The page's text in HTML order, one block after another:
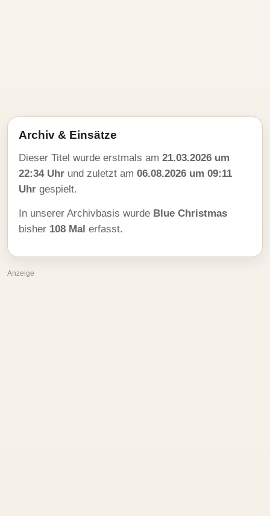
Archiv & Einsätze
Dieser Titel wurde erstmals am 21.03.2026 um
22:34 Uhr und zuletzt am 06.08.2026 um 09:11
Uhr gespielt.
In unserer Archivbasis wurde Blue Christmas
bisher 108 Mal erfasst.
Anzeige